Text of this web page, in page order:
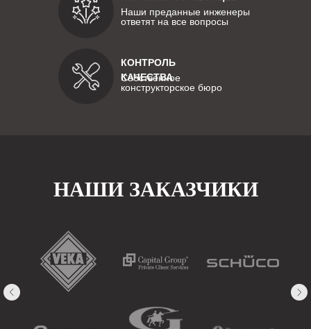
КОНТРОЛЬ
КАЧЕСТВА
Собственное
конструкторское бюро
Наши преданные инженеры
ответят на все вопросы
НАШИ ЗАКАЗЧИКИ